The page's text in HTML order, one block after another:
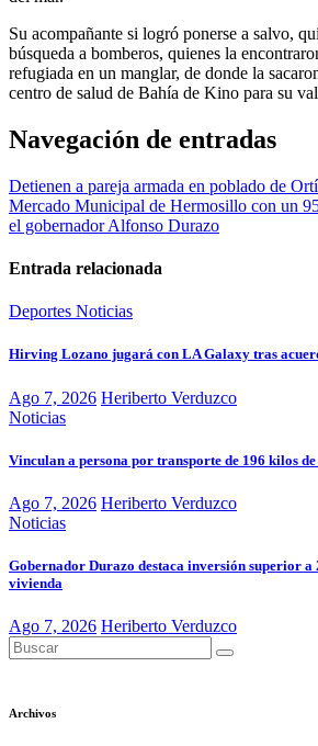
Su acompañante si logró ponerse a salvo,
búsqueda a bomberos, quienes la
refugiada en un manglar, de donde la
centro de salud de Bahía de Kino para su
Navegación de entradas
Detienen a pareja armada en poblado de
Mercado Municipal de Hermosillo con un
el gobernador Alfonso Durazo
Entrada relacionada
Deportes Noticias
Hirving Lozano jugará con LA Galaxy tras
Ago 7, 2026 Heriberto Verduzco
Noticias
Vinculan a persona por transporte de 196 kilos
Ago 7, 2026 Heriberto Verduzco
Noticias
Gobernador Durazo destaca inversión superior a
vivienda
Ago 7, 2026 Heriberto Verduzco
Archivos